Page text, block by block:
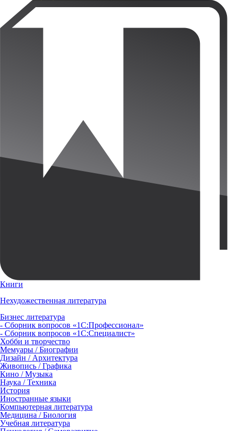
Книги
Нехудожественная литература
Бизнес литература
- Сборник вопросов «1С:Профессионал»
- Сборник вопросов «1С:Специалист»
Хобби и творчество
Мемуары / Биографии
Дизайн / Архитектура
Живопись / Графика
Кино / Музыка
Наука / Техника
История
Иностранные языки
Компьютерная литература
Медицина / Биология
Учебная литература